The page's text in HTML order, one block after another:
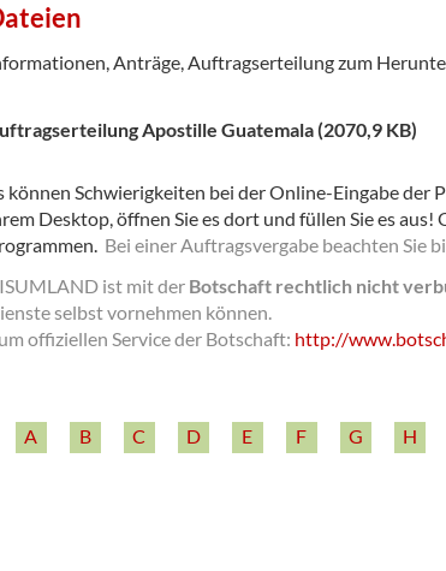
Anträge, Auftragserteilung zum
Apostille Guatemala (2070,9 KB)
können Schwierigkeiten bei der Online-Eingabe
Desktop, öffnen Sie es dort und füllen Sie es
Bei einer Auftragsvergabe beachten Sie
ist mit der Botschaft rechtlich nicht
selbst vornehmen können.
offiziellen Service der Botschaft: http:/­/­
A B C D E F G H